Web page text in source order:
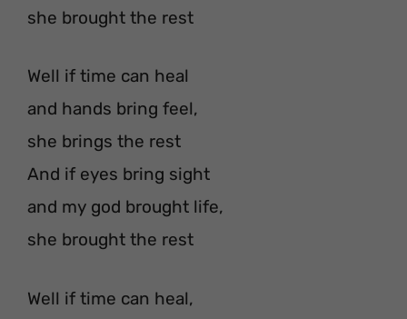
she brought the rest
Well if time can heal
and hands bring feel,
she brings the rest
And if eyes bring sight
and my god brought life,
she brought the rest
Well if time can heal,